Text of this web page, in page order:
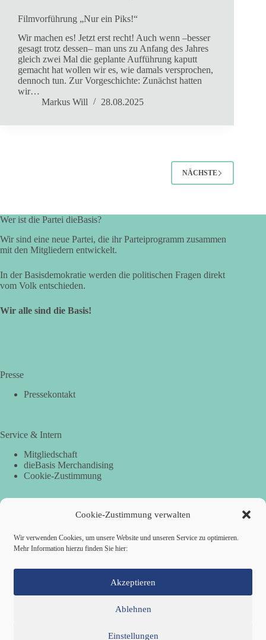
Cookie-Zustimmung verwalten
Wir verwenden Cookies, um unsere Website und unseren Service zu optimieren.
Mehr Information hierzu finden Sie hier:
Akzeptieren
Ablehnen
Einstellungen
Filmvorführung „Nur ein Piks!“
Wir machen es! Jetzt erst recht! Auch wenn –besser
gesagt trotz dessen– man uns zu Anfang des Jahres
gleich zwei Mal die geplante Aufführung kaputt
gemacht hat wollen wir es, wie damals versprochen,
dennoch tun. Zur Vorgeschichte: Zunächst hatten
wir…
Markus Will
28.08.2025
NÄCHSTE
Wer ist die Partei dieBasis?
Wir sind eine neue Partei, die ihr Parteiprogramm zusammen
mit den Mitgliedern entwickelt.
In der Basisdemokratie werden die politischen Fragen direkt
vom Volk entschieden.
Wir alle sind die Basis!
Presse
Pressekontakt
Service & Intern
Mitgliedschaft
dieBasis Merchandising
Cookie-Zustimmung
Per Banküberweisung:
IBAN: DE87 2019 0003 0002 2499 01